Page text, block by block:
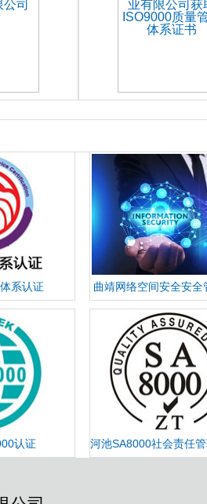
系认证
曲靖网络空间安全安全
证
认证 河池SA8000社会责任